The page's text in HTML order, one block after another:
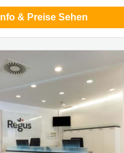
Info & Preise Sehen